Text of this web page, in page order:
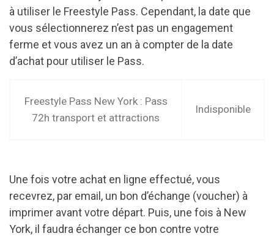
à utiliser le Freestyle Pass. Cependant, la date que
vous sélectionnerez n’est pas un engagement
ferme et vous avez un an à compter de la date
d’achat pour utiliser le Pass.
Freestyle Pass New York : Pass
72h transport et attractions
Indisponible
Une fois votre achat en ligne effectué, vous
recevrez, par email, un bon d’échange (voucher) à
imprimer avant votre départ. Puis, une fois à New
York, il faudra échanger ce bon contre votre